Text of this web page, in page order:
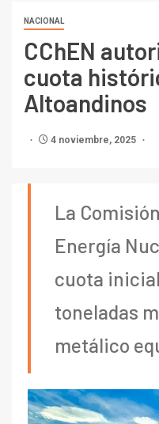
NACIONAL
CChEN
cuota
Altoandinos
4 noviembre, 2025
La
Energía
cuota
toneladas
metálico